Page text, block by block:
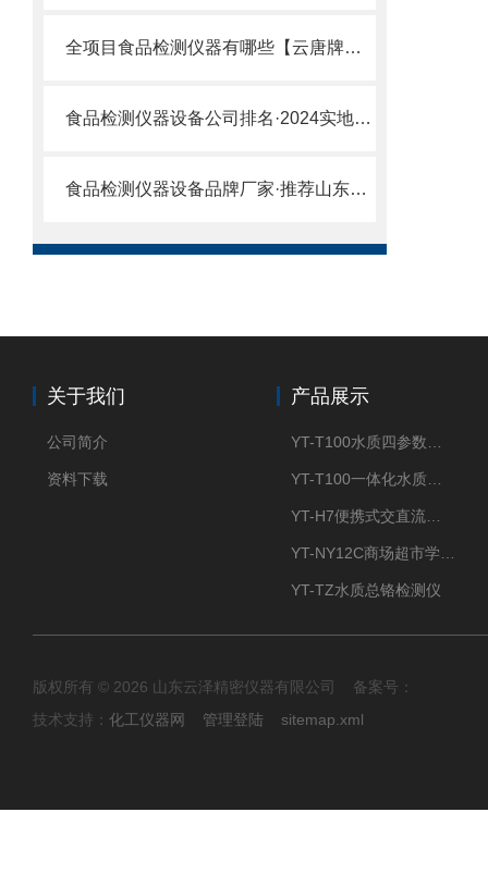
全项目食品检测仪器有哪些【云唐牌】行业精选推荐全项目食品检测仪器设备
食品检测仪器设备公司排名·2024实地厂家推荐山东云唐
食品检测仪器设备品牌厂家·推荐山东云唐
关于我们
公司简介
资料下载
产品展示
YT-TZ水质总铬检测仪
版权所有 © 2026 山东云泽精密仪器有限公司 备案号：
技术支持： 化工仪器网 管理登陆 sitemap.xml